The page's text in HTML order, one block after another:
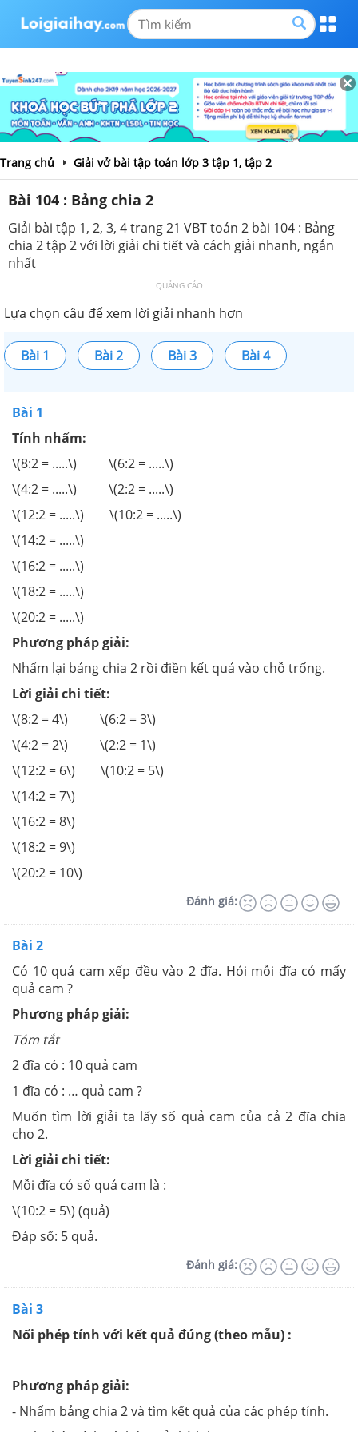
Trang chủ Giải vở bài tập toán lớp 3 tập 1, tập 2
Bài 104 : Bảng chia 2
Giải bài tập 1, 2, 3, 4 trang 21 VBT toán 2 bài 104 : Bảng
chia 2 tập 2 với lời giải chi tiết và cách giải nhanh, ngắn
nhất
QUẢNG CÁO
Lựa chọn câu để xem lời giải nhanh hơn
Bài 1 Bài 2 Bài 3 Bài 4
Bài 1
Tính nhẩm:
\(8:2 = .....\) \(6:2 = .....\)
\(4:2 = .....\) \(2:2 = .....\)
\(12:2 = .....\) \(10:2 = .....\)
\(14:2 = .....\)
\(16:2 = .....\)
\(18:2 = .....\)
\(20:2 = .....\)
Phương pháp giải:
Nhẩm lại bảng chia 2 rồi điền kết quả vào chỗ trống.
Lời giải chi tiết:
\(8:2 = 4\) \(6:2 = 3\)
\(4:2 = 2\) \(2:2 = 1\)
\(12:2 = 6\) \(10:2 = 5\)
\(14:2 = 7\)
\(16:2 = 8\)
\(18:2 = 9\)
\(20:2 = 10\)
Đánh giá:
Bài 2
Có 10 quả cam xếp đều vào 2 đĩa. Hỏi mỗi đĩa có mấy
quả cam ?
Phương pháp giải:
Tóm tắt
2 đĩa có : 10 quả cam
1 đĩa có : … quả cam ?
Muốn tìm lời giải ta lấy số quả cam của cả 2 đĩa chia
cho 2.
Lời giải chi tiết:
Mỗi đĩa có số quả cam là :
\(10:2 = 5\) (quả)
Đáp số: 5 quả.
Đánh giá:
Bài 3
Nối phép tính với kết quả đúng (theo mẫu) :
Phương pháp giải:
- Nhẩm bảng chia 2 và tìm kết quả của các phép tính.